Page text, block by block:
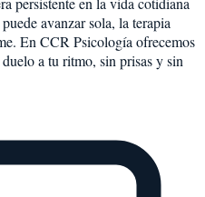
avanzar sola, la terapia
En CCR Psicología ofrecemos
a tu ritmo, sin prisas y sin